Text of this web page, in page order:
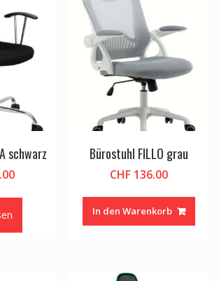
schwarz Bürostuhl FILLO grau
CHF136.00
In den Warenkorb